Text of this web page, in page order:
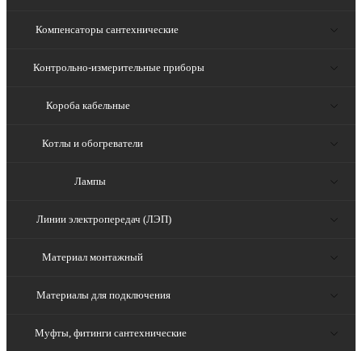
Компенсаторы сантехнические
Контрольно-измерительные приборы
Короба кабельные
Котлы и обогреватели
Лампы
Линии электропередач (ЛЭП)
Материал монтажный
Материалы для подключения
Муфты, фитинги сантехнические